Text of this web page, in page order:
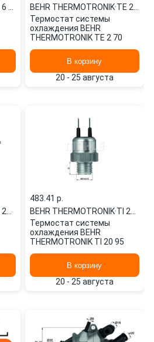
BEHR THERMOTRONIK·
Термостат системы
охлаждения BEHR
THERMOTRONIK TE 2 70
В корзину
20 - 25 августа
483.41 p.
BEHR THERMOTRONIK·
Термостат системы
охлаждения BEHR
THERMOTRONIK TI 20 95
В корзину
20 - 25 августа